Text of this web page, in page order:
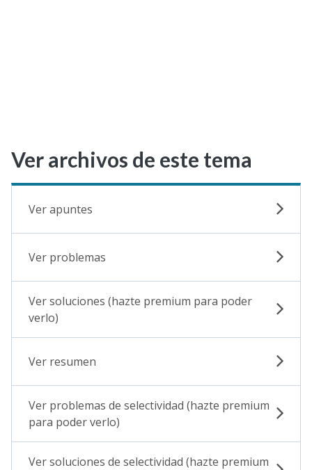
Ver archivos de este tema
Ver apuntes
Ver problemas
Ver soluciones (hazte premium para poder
verlo)
Ver resumen
Ver problemas de selectividad (hazte premium
para poder verlo)
Ver soluciones de selectividad (hazte premium